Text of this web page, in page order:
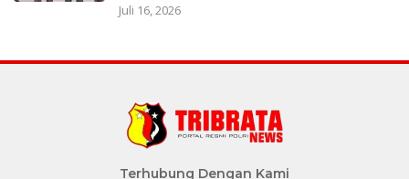
Juli 16, 2026
Terhubung Dengan Kami